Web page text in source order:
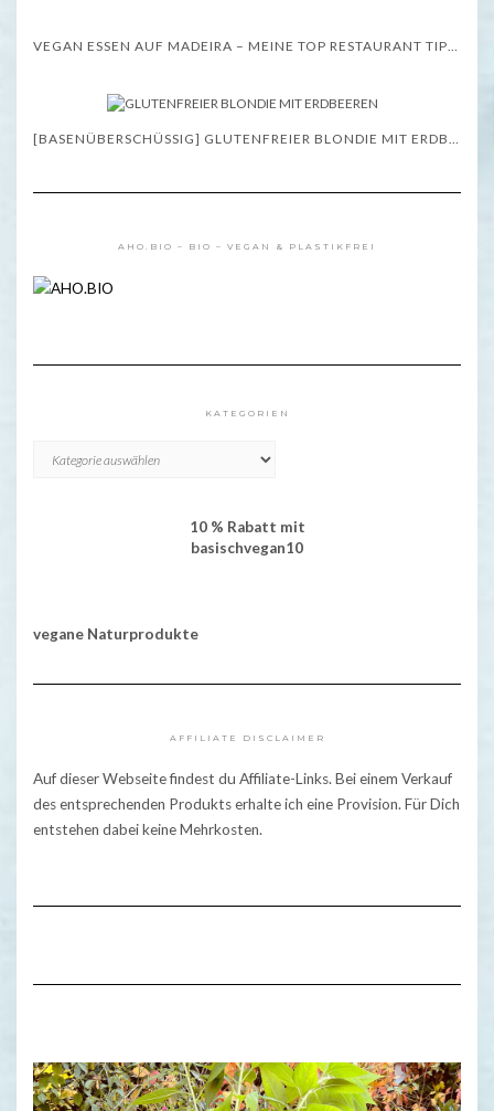
AHO.BIO – BIO – VEGAN & PLASTIKFREI
KATEGORIEN
10 % Rabatt mit
basischvegan10
vegane Naturprodukte
AFFILIATE DISCLAIMER
Auf dieser Webseite findest du Affiliate-Links. Bei einem Verkauf
des entsprechenden Produkts erhalte ich eine Provision. Für Dich
entstehen dabei keine Mehrkosten.